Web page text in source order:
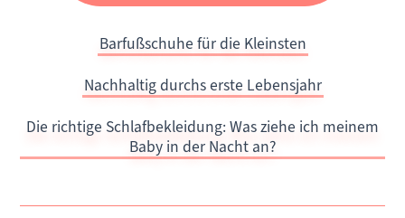
Barfußschuhe für die Kleinsten
Nachhaltig durchs erste Lebensjahr
Die richtige Schlafbekleidung: Was ziehe ich meinem
Baby in der Nacht an?